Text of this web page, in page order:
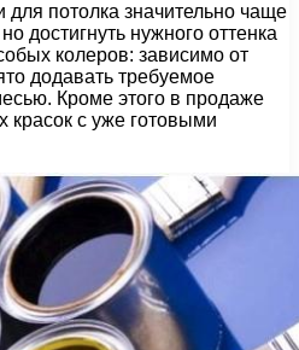
для потолка значительно чаще
достигнуть нужного оттенка
колеров: зависимо от
додавать требуемое
Кроме этого в продаже
красок с уже готовыми